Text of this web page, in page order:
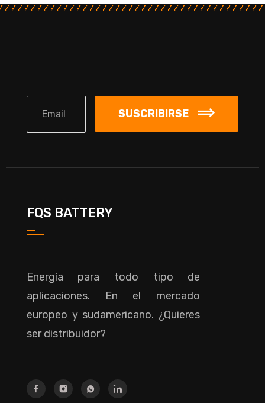
SUSCRIBIRSE
FQS BATTERY
Energía para todo tipo de
aplicaciones. En el mercado
europeo y sudamericano. ¿Quieres
ser distribuidor?